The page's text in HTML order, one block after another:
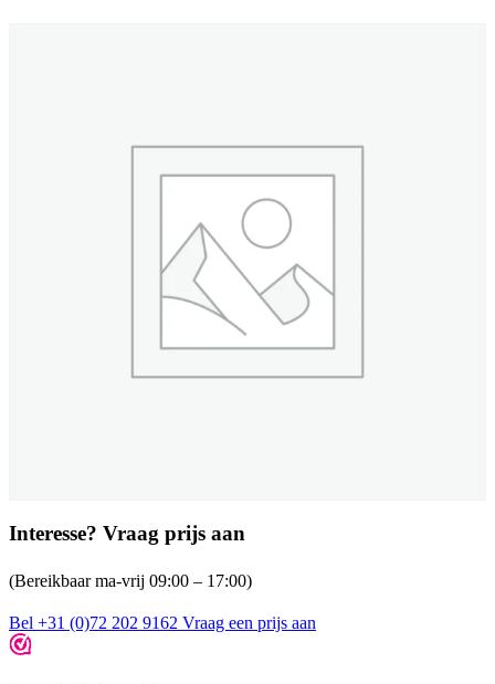
Interesse? Vraag prijs aan
(Bereikbaar ma-vrij 09:00 – 17:00)
Bel +31 (0)72 202 9162 Vraag een prijs aan